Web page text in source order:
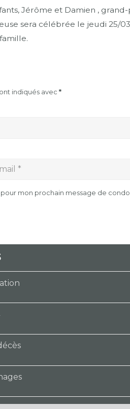
Jérôme et Damien ,
sera célébrée le jeudi 25/03/
indiqués avec *
mon prochain message de